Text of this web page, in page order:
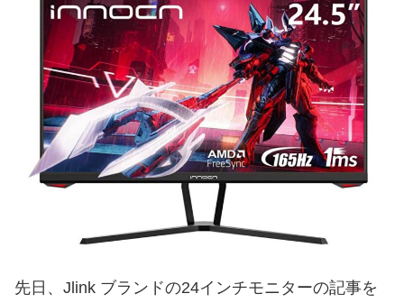
先日、Jlink ブランドの24インチモニターの記事を